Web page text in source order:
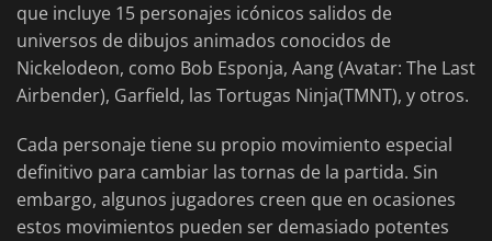
que incluye 15 personajes icónicos salidos de
universos de dibujos animados conocidos de
Nickelodeon, como Bob Esponja, Aang (Avatar: The Last
Airbender), Garfield, las Tortugas Ninja(TMNT), y otros.
Cada personaje tiene su propio movimiento especial
definitivo para cambiar las tornas de la partida. Sin
embargo, algunos jugadores creen que en ocasiones
estos movimientos pueden ser demasiado potentes